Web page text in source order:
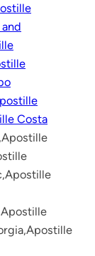
Costa
,Apostille